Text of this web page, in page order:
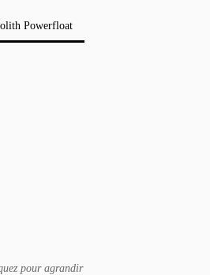
Powerfloat
pour agrandir